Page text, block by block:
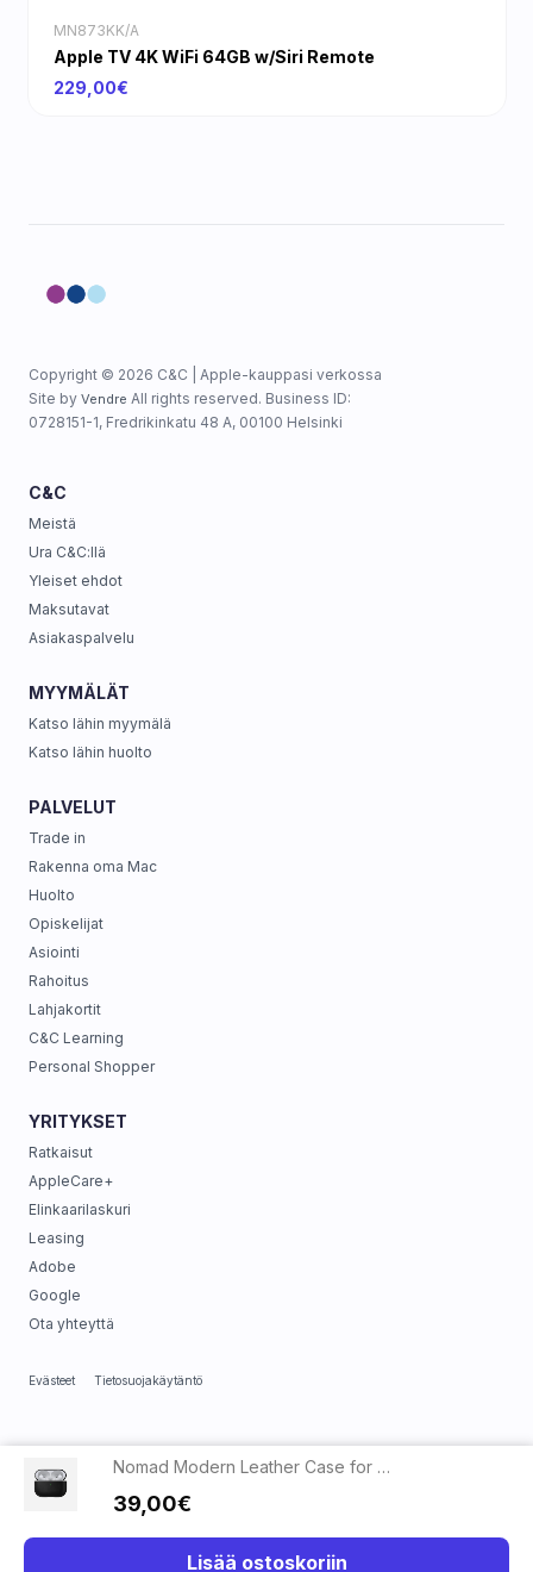
Nomad Modern Leather Case for AirPods Pro 2 Black
39,00€
Lisää ostoskoriin
MN873KK/A
Apple TV 4K WiFi 64GB w/Siri Remote
229,00€
Copyright © 2026 C&C | Apple-kauppasi verkossa
Site by Vendre All rights reserved. Business ID:
0728151-1, Fredrikinkatu 48 A, 00100 Helsinki
C&C
Meistä
Ura C&C:llä
Yleiset ehdot
Maksutavat
Asiakaspalvelu
MYYMÄLÄT
Katso lähin myymälä
Katso lähin huolto
PALVELUT
Trade in
Rakenna oma Mac
Huolto
Opiskelijat
Asiointi
Rahoitus
Lahjakortit
C&C Learning
Personal Shopper
YRITYKSET
Ratkaisut
AppleCare+
Elinkaarilaskuri
Leasing
Adobe
Google
Ota yhteyttä
Evästeet Tietosuojakäytäntö